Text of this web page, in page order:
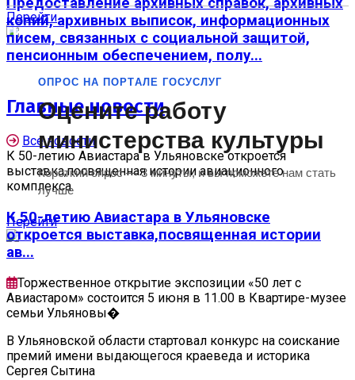
Перейти
[]
ОПРОС НА ПОРТАЛЕ ГОСУСЛУГ
Оцените работу
министерства культуры
Короткий опрос — 3 минуты, и вы поможете нам стать
лучше
Перейти
копий, архивных выписок, информационных
писем, связанных с социальной защитой,
пенсионным обеспечением, полу...
Главные новости
Все новости
К 50-летию Авиастара в Ульяновске откроется
выставка,посвященная истории авиационного
комплекса
К 50-летию Авиастара в Ульяновске
откроется выставка,посвященная истории
ав...
Торжественное открытие экспозиции «50 лет с
Авиастаром» состоится 5 июня в 11.00 в Квартире-музее
семьи Ульяновы�
В Ульяновской области стартовал конкурс на соискание
премий имени выдающегося краеведа и историка
Сергея Сытина